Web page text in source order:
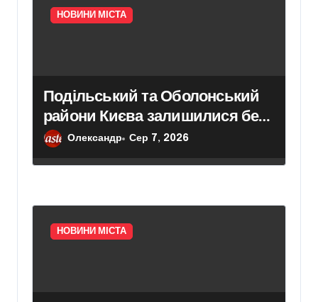
НОВИНИ МІСТА
Подільський та Оболонський
райони Києва залишилися без
електропостачання
Олександр Сер 7, 2026
НОВИНИ МІСТА